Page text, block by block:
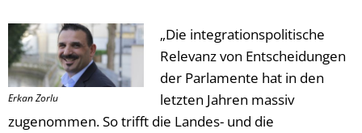
Erkan Zorlu
„Die integrationspolitische
Relevanz von Entscheidungen
der Parlamente hat in den
letzten Jahren massiv
zugenommen. So trifft die Landes- und die